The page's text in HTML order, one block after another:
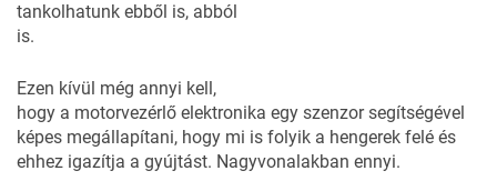
tankolhatunk ebből is, abból
is.
Ezen kívül még annyi kell,
hogy a motorvezérlő elektronika egy szenzor segítségével
képes megállapítani, hogy mi is folyik a hengerek felé és
ehhez igazítja a gyújtást. Nagyvonalakban ennyi.